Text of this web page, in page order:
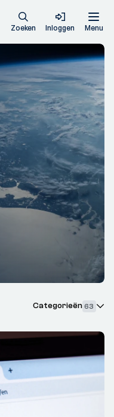
Zoeken Inloggen Menu
Categorieën 63